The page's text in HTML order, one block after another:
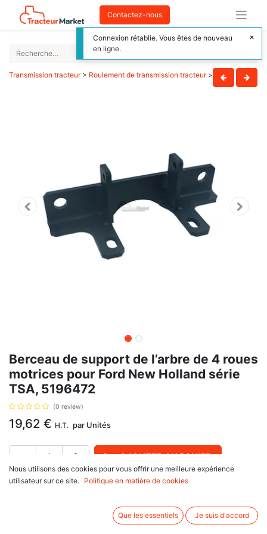
Contactez-nous
Transmission tracteur> Roulement de transmission tracteur>
Berceau de support de l’arbre de 4 roues
motrices pour Ford New Holland série
TSA, 5196472
(0 review)
19,62 € H.T. par Unités
AJOUTER AU PANIER
Délai de livraison : 1 semaine
Longueur 290, largeur 235, hauteur 80 mm , avec pour référence d'origine
Nous utilisons des cookies pour vous offrir une meilleure expérience
utilisateur sur ce site.
Politique en matière de cookies
Que les essentiels Je suis d'accord
Connexion rétablie. Vous êtes de nouveau
en ligne.